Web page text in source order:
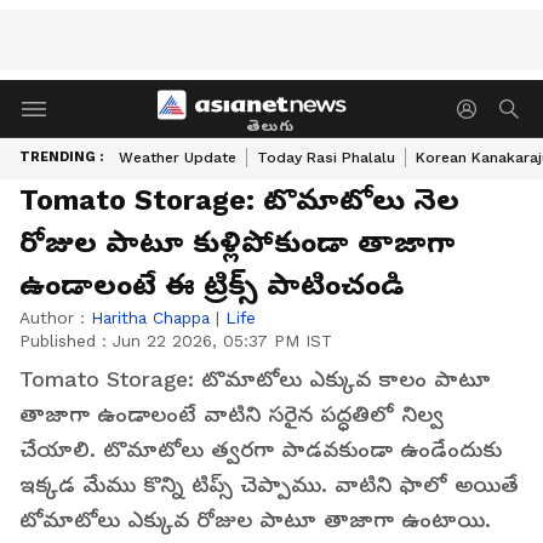
తెలుగు
TRENDING : Weather Update Today Rasi Phalalu Korean
Tomato Storage: టొమాటోలు నెల
రోజుల పాటూ కుళ్లిపోకుండా తాజాగా
ఉండాలంటే ఈ ట్రిక్స్ పాటించండి
Author : Haritha Chappa | Life
Published : Jun 22 2026, 05:37 PM IST
Tomato Storage: టొమాటోలు ఎక్కువ కాలం పాటూ
తాజాగా ఉండాలంటే వాటిని సరైన పద్ధతిలో నిల్వ
చేయాలి. టొమాటోలు త్వరగా పాడవకుండా ఉండేందుకు
ఇక్కడ మేము కొన్ని టిప్స్ చెప్పాము. వాటిని ఫాలో అయితే
టోమాటోలు ఎక్కువ రోజుల పాటూ తాజాగా ఉంటాయి.